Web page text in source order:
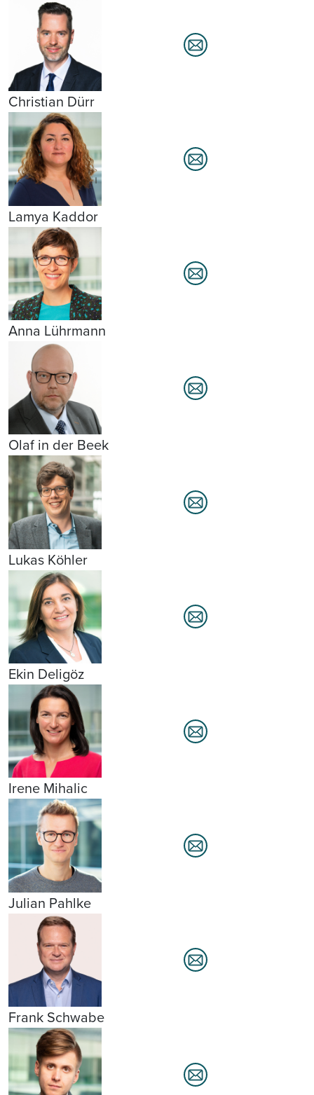
Christian Dürr
Lamya Kaddor
Anna Lührmann
Olaf in der Beek
Lukas Köhler
Ekin Deligöz
Irene Mihalic
Julian Pahlke
Frank Schwabe